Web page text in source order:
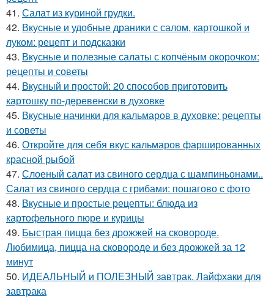
41. Салат из куриной грудки.
42. Вкусные и удобные драники с салом, картошкой и
луком: рецепт и подсказки
43. Вкусные и полезные салаты с копчёным окорочком:
рецепты и советы
44. Вкусный и простой: 20 способов приготовить
картошку по-деревенски в духовке
45. Вкусные начинки для кальмаров в духовке: рецепты
и советы
46. Откройте для себя вкус кальмаров фаршированных
красной рыбой
47. Слоеный салат из свиного сердца с шампиньонами..
Салат из свиного сердца с грибами: пошагово с фото
48. Вкусные и простые рецепты: блюда из
картофельного пюре и курицы
49. Быстрая пицца без дрожжей на сковороде.
Любимица, пицца на сковороде и без дрожжей за 12
минут
50. ИДЕАЛЬНЫЙ и ПОЛЕЗНЫЙ завтрак. Лайфхаки для
завтрака